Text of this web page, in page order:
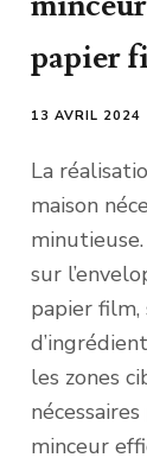
papier
13 AVRIL 2024
La
maison
sur
papier film,
les zones
minceur